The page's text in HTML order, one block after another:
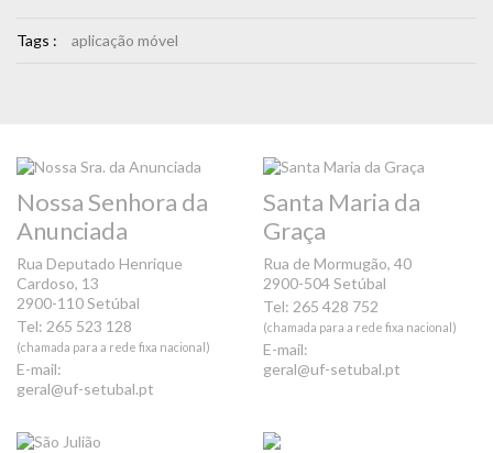
Tags : aplicação móvel
Nossa Senhora da
Anunciada
Rua Deputado Henrique
Cardoso, 13
2900-110 Setúbal
Tel: 265 523 128
(chamada para a rede fixa nacional)
E-mail:
geral@uf-setubal.pt
Santa Maria da
Graça
Rua de Mormugão, 40
2900-504 Setúbal
Tel: 265 428 752
(chamada para a rede fixa nacional)
E-mail:
geral@uf-setubal.pt